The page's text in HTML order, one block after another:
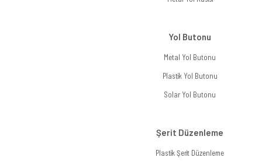
Yol Butonu
Metal Yol Butonu
Plastik Yol Butonu
Solar Yol Butonu
Şerit Düzenleme
Plastik Şerit Düzenleme